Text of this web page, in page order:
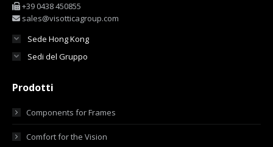
+39 0438 450855
sales@visotticagroup.com
Sede Hong Kong
Sedi del Gruppo
Prodotti
Components for Frames
Comfort for the Vision